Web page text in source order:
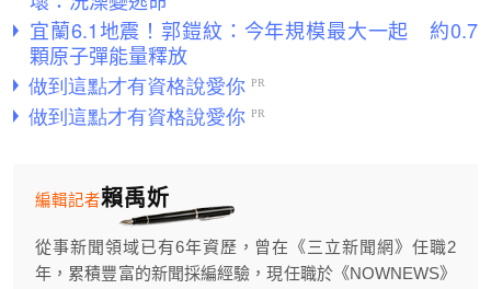
宜蘭6.1地震！郭鎧紋：今年規模最大一起 約0.7
顆原子彈能量釋放
賴禹妡
編輯記者
從事新聞領域已有6年資歷，曾在《三立新聞網》任職2
年，累積豐富的新聞採編經驗，現任職於《NOWNEWS》